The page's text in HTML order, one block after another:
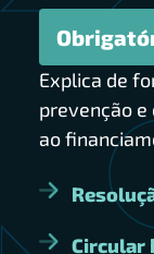
Explica de
prevenção e
ao
Circular